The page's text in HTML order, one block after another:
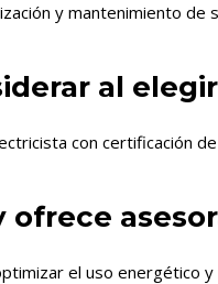
y mantenimiento
al
con certificación
ofrece
el uso energético